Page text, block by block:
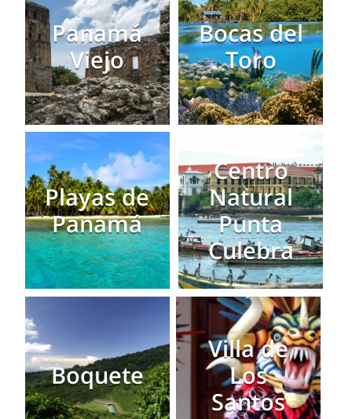
Panamá
Viejo
Bocas del
Toro
Playas de
Panamá
Centro
Natural
Punta
Culebra
Boquete
Villa de
Los
Santos